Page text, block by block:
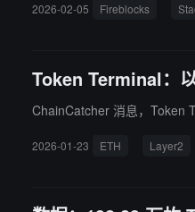
2026-02-05 Fireblocks
Token Terminal：
ChainCatcher 消息，Token
2026-01-23 ETH Layer2